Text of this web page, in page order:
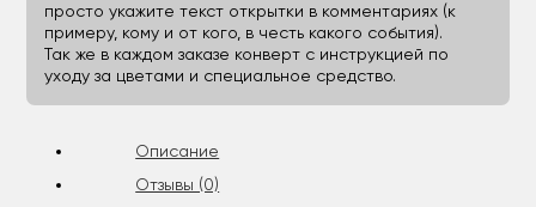
просто укажите текст открытки в комментариях (к
примеру, кому и от кого, в честь какого события).
Так же в каждом заказе конверт с инструкцией по
уходу за цветами и специальное средство.
Описание
Отзывы (0)